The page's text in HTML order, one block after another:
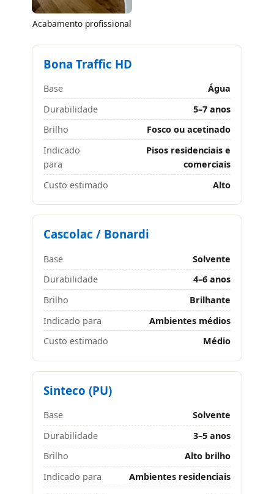
Acabamento profissional
Bona Traffic HD
Base
Água
Durabilidade
5–7 anos
Brilho
Fosco ou acetinado
Indicado
para
Pisos residenciais e
comerciais
Custo estimado
Alto
Cascolac / Bonardi
Base
Solvente
Durabilidade
4–6 anos
Brilho
Brilhante
Indicado para
Ambientes médios
Custo estimado
Médio
Sinteco (PU)
Base
Solvente
Durabilidade
3–5 anos
Brilho
Alto brilho
Indicado para
Ambientes residenciais